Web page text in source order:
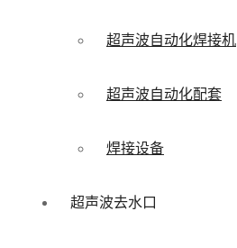
超声波自动化焊接机
超声波自动化配套
焊接设备
超声波去水口